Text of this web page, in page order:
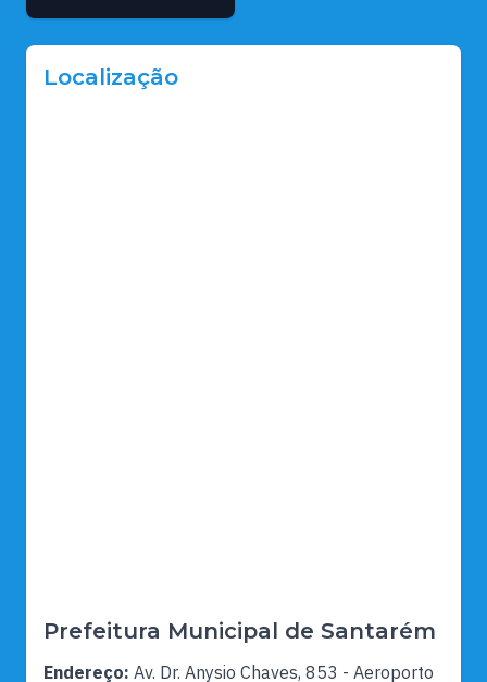
Localização
Prefeitura Municipal de Santarém
Endereço: Av. Dr. Anysio Chaves, 853 - Aeroporto